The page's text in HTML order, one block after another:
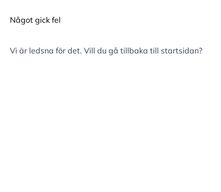
Något gick fel
Vi är ledsna för det. Vill du gå tillbaka till startsidan?